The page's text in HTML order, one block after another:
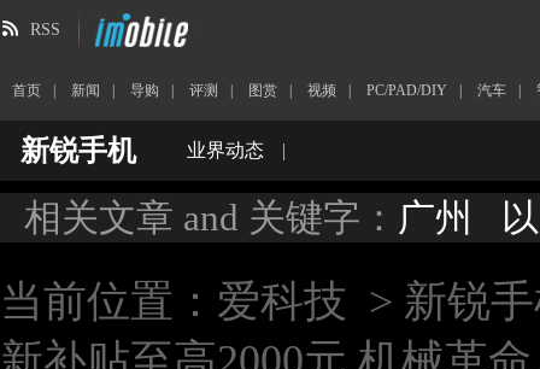
RSS
首页 新闻 导购 评测 图赏 视频 PC/PAD/DIY 汽车
新锐手机 业界动态 |
相关文章 and 关键字： 广州
当前位置： 爱科技 > 新锐